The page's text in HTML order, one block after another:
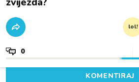
lol!
0
KOMENTIRAJ